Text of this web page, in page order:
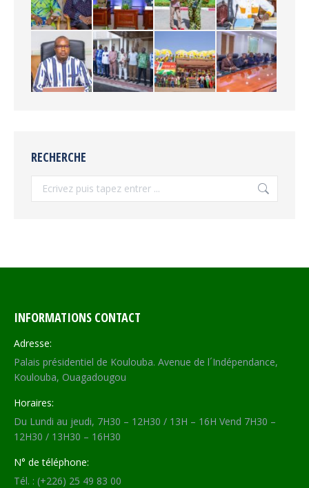
RECHERCHE
INFORMATIONS CONTACT
Adresse:
Palais présidentiel de Koulouba. Avenue de l´Indépendance,
Koulouba, Ouagadougou
Horaires:
Du Lundi au jeudi, 7H30 – 12H30 / 13H – 16H Vend 7H30 –
12H30 / 13H30 – 16H30
N° de téléphone:
Tél. : (+226) 25 49 83 00